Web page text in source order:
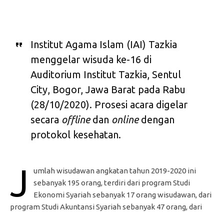
Institut Agama Islam (IAI) Tazkia
menggelar wisuda ke-16 di
Auditorium Institut Tazkia, Sentul
City, Bogor, Jawa Barat pada Rabu
(28/10/2020). Prosesi acara digelar
secara offlinedan onlinedengan
protokol kesehatan.
J
umlah wisudawan angkatan tahun 2019-2020 ini
sebanyak 195 orang, terdiri dari program Studi
Ekonomi Syariah sebanyak 17 orang wisudawan, dari
program Studi Akuntansi Syariah sebanyak 47 orang, dari